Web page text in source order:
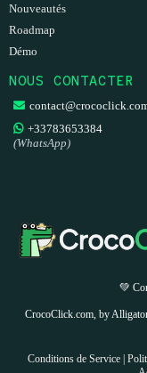
Nouveautés
Roadmap
Démo
NOUS CONTACTER
+33783653384
(WhatsApp)
💚
CrocoClick.com, by
Conditions de Service